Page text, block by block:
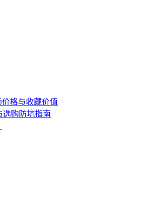
格与收藏价值
选购防坑指南